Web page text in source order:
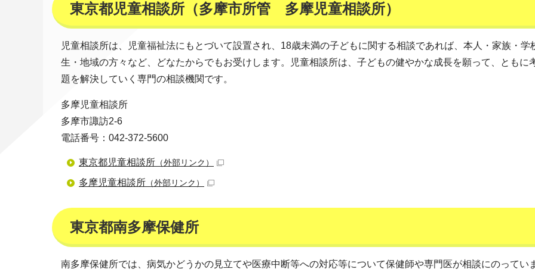
東京都児童相談所（多摩市所管 多摩児童相談所）
児童相談所は、児童福祉法にもとづいて設置され、18歳未満の子どもに関する相談であれば、本人・家族・学
生・地域の方々など、どなたからでもお受けします。児童相談所は、子どもの健やかな成長を願って、ともに
題を解決していく専門の相談機関です。
多摩児童相談所
多摩市諏訪2-6
電話番号：042-372-5600
東京都児童相談所 （外部リンク）
多摩児童相談所 （外部リンク）
東京都南多摩保健所
南多摩保健所では、病気かどうかの見立てや医療中断等への対応等について保健師や専門医が相談にのってい